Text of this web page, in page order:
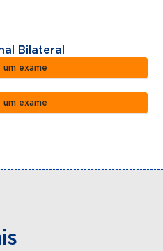
Bilateral
um exame
um exame